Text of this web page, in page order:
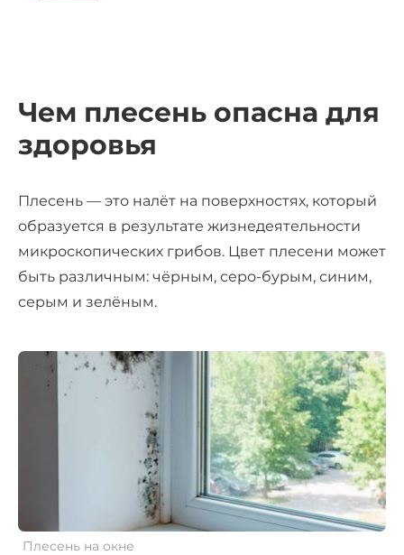
Чем плесень опасна для
здоровья
Плесень — это налёт на поверхностях, который
образуется в результате жизнедеятельности
микроскопических грибов. Цвет плесени может
быть различным: чёрным, серо-бурым, синим,
серым и зелёным.
Плесень на окне